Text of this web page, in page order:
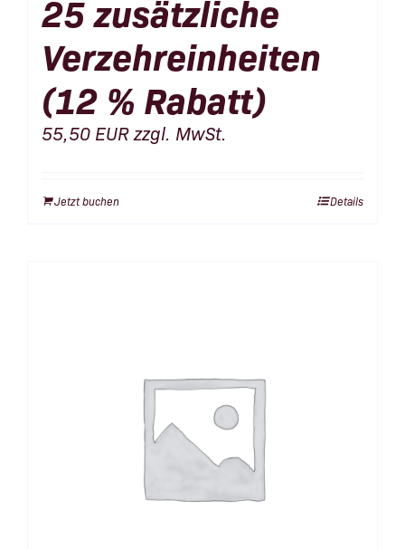
25 zusätzliche
Verzehreinheiten
(12 % Rabatt)
55,50 EURzzgl. MwSt.
Jetzt buchen Details